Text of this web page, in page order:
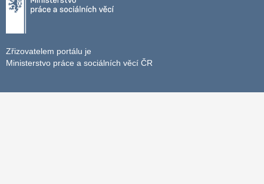
Zřizovatelem portálu je
Ministerstvo práce a sociálních věcí ČR